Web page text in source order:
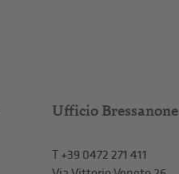
Ufficio Bressanone
T +39 0472 271 411